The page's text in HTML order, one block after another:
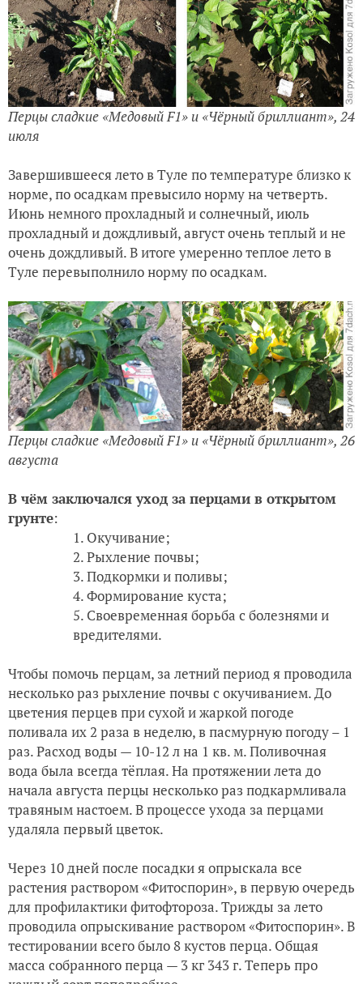
Перцы сладкие «Медовый F1» и «Чёрный бриллиант», 24
июля
Завершившееся лето в Туле по температуре близко к
норме, по осадкам превысило норму на четверть.
Июнь немного прохладный и солнечный, июль
прохладный и дождливый, август очень теплый и не
очень дождливый. В итоге умеренно теплое лето в
Туле перевыполнило норму по осадкам.
Перцы сладкие «Медовый F1» и «Чёрный бриллиант», 26
августа
В чём заключался уход заперцами в открытом
грунте:
Окучивание;
Рыхление почвы;
Подкормки и поливы;
Формирование куста;
Своевременная борьба с болезнями и
вредителями.
Чтобы помочь перцам, за летний период я проводила
несколько раз рыхление почвы с окучиванием. До
цветения перцев при сухой и жаркой погоде
поливала их 2 раза в неделю, в пасмурную погоду – 1
раз. Расход воды — 10-12 л на 1 кв. м. Поливочная
вода была всегда тёплая. На протяжении лета до
начала августа перцы несколько раз подкармливала
травяным настоем. В процессе ухода за перцами
удаляла первый цветок.
Через 10 дней после посадки я опрыскала все
растения раствором «Фитоспорин», в первую очередь
для профилактики фитофтороза. Трижды за лето
проводила опрыскивание раствором «Фитоспорин». В
тестировании всего было 8 кустов перца. Общая
масса собранного перца — 3 кг 343 г. Теперь про